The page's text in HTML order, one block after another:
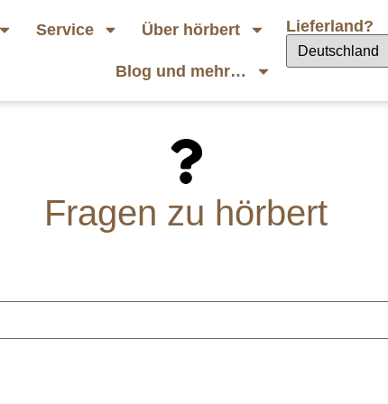
Service Über hörbert
Blog und mehr…
Lieferland?
Fragen zu hörbert